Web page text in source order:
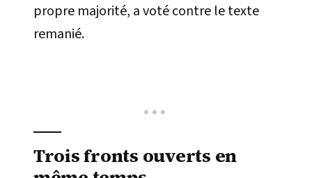
propre majorité, a voté contre le texte
remanié.
Trois fronts ouverts en